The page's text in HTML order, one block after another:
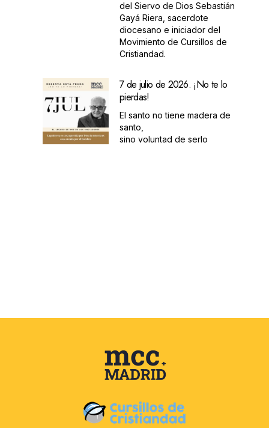
del Siervo de Dios Sebastián
Gayá Riera, sacerdote
diocesano e iniciador del
Movimiento de Cursillos de
Cristiandad.
7 de julio de 2026. ¡No te lo
pierdas!
El santo no tiene madera de
santo,
sino voluntad de serlo